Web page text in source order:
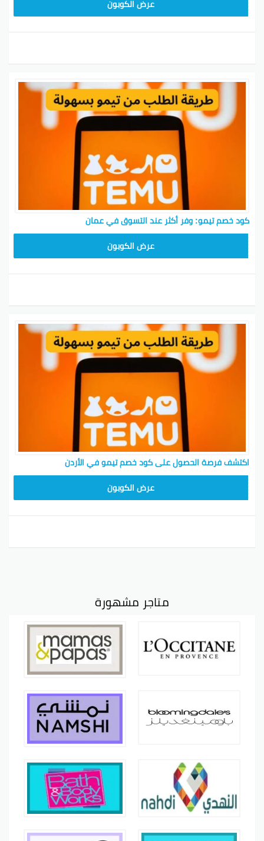
عرض الكوبون
كود خصم تيمو: وفر أكثر عند التسوق في عمان
عرض الكوبون
اكتشف فرصة الحصول على كود خصم تيمو في الأردن
عرض الكوبون
متاجر مشهورة